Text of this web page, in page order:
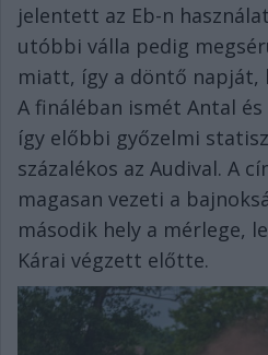
jelentett az Eb-n
utóbbi válla pedig
miatt, így a döntő
A fináléban ismét Antal
így előbbi győzelmi
százalékos az Audival. A
magasan vezeti a
második hely a mérlege,
Kárai végzett előtte.